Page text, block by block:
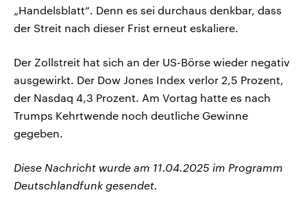
„Handelsblatt“. Denn es sei durchaus denkbar, dass
der Streit nach dieser Frist erneut eskaliere.
Der Zollstreit hat sich an der US-Börse wieder negativ
ausgewirkt. Der Dow Jones Index verlor 2,5 Prozent,
der Nasdaq 4,3 Prozent. Am Vortag hatte es nach
Trumps Kehrtwende noch deutliche Gewinne
gegeben.
Diese Nachricht wurde am 11.04.2025 im Programm
Deutschlandfunk gesendet.